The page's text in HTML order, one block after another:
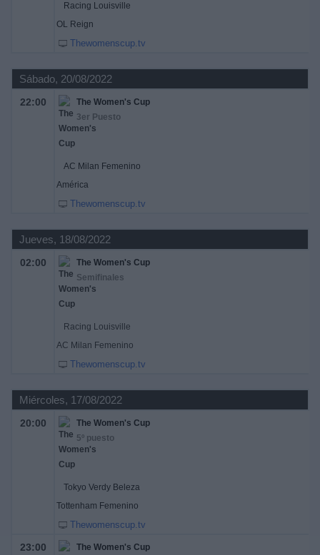
Racing Louisville
OL Reign
Thewomenscup.tv
Sábado, 20/08/2022
22:00
The Women's Cup
3er Puesto
AC Milan Femenino
América
Thewomenscup.tv
Jueves, 18/08/2022
02:00
The Women's Cup
Semifinales
Racing Louisville
AC Milan Femenino
Thewomenscup.tv
Miércoles, 17/08/2022
20:00
The Women's Cup
5º puesto
Tokyo Verdy Beleza
Tottenham Femenino
Thewomenscup.tv
23:00
The Women's Cup